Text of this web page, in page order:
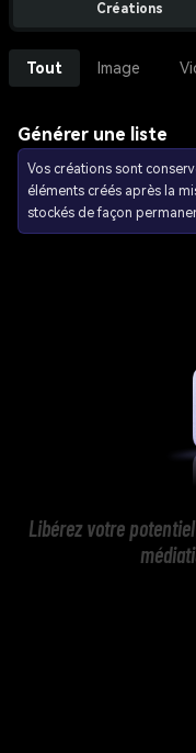
Créations
Tout Image
Générer une liste
Vos créations sont
éléments créés après la
stockés de façon
Libérez votre